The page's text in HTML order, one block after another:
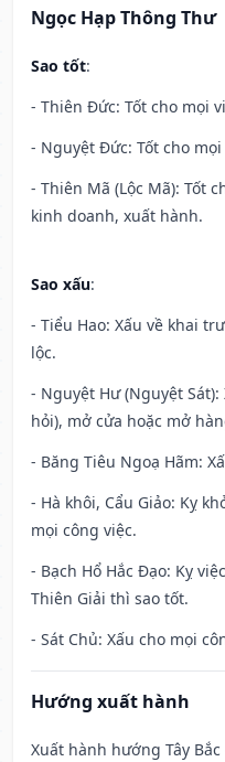
Ngọc Hạp Thông Thư
Sao tốt:
- Thiên Đức: Tốt cho mọi
- Nguyệt Đức: Tốt cho mọi
- Thiên Mã (Lộc Mã): Tốt
kinh doanh, xuất hành.
Sao xấu:
- Tiểu Hao: Xấu về khai
lộc.
- Nguyệt Hư (Nguyệt
hỏi), mở cửa hoặc mở
- Băng Tiêu Ngoạ Hãm:
- Hà khôi, Cẩu Giảo: Kỵ
mọi công việc.
- Bạch Hổ Hắc Đạo: Kỵ
Thiên Giải thì sao tốt.
- Sát Chủ: Xấu cho mọi
Hướng xuất hành
Xuất hành hướng Tây